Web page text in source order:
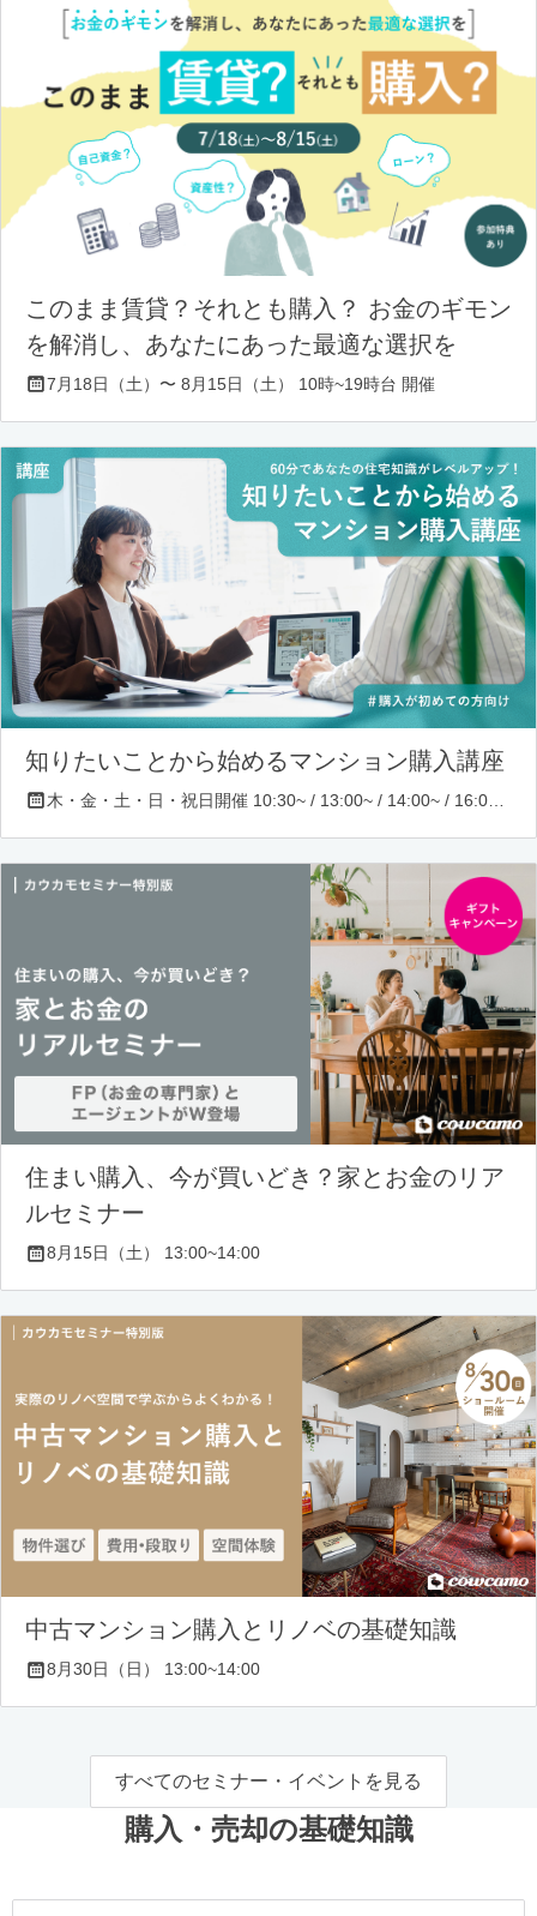
このまま賃貸？それとも購入？ お金のギモン
を解消し、あなたにあった最適な選択を
7月18日（土）〜 8月15日（土） 10時~19時台 開催
知りたいことから始めるマンション購入講座
住まい購入、今が買いどき？家とお金のリア
ルセミナー
8月15日（土） 13:00~14:00
中古マンション購入とリノベの基礎知識
8月30日（日） 13:00~14:00
すべてのセミナー・イベントを見る
購入・売却の基礎知識